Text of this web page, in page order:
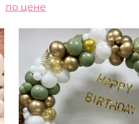
по цене